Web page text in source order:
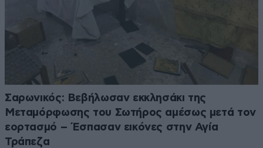
Σαρωνικός: Βεβήλωσαν εκκλησάκι της
Μεταμόρφωσης του Σωτήρος αμέσως μετά τον
εορτασμό – Έσπασαν εικόνες στην Αγία
Τράπεζα